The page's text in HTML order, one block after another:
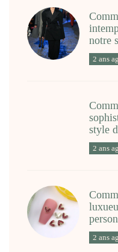
notre
2 ans
style
2 ans
2 ans